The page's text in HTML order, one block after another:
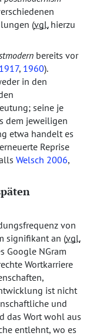
(vgl.hierzu
bereits vor
, 1960).
in den
seine je
dem jeweiligen
etwa handelt es
Reprise
Welsch 2006,
von
signifikant an (vgl.
Google NGram
Wortkarriere
ist nicht
und
das Wort wohl aus
entlehnt, wo es